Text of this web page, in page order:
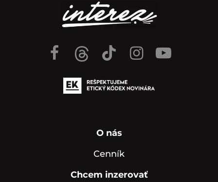
O nás
Cenník
Chcem inzerovať